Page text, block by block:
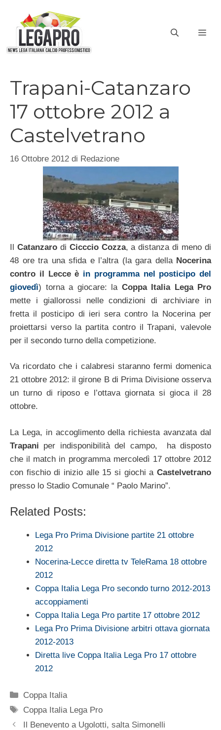
contenuto
Trapani-Catanzaro
17 ottobre 2012 a
Castelvetrano
16 Ottobre 2012 di Redazione
Il Catanzarodi Cicccio Cozza, a distanza di meno di
48 ore tra una sfida e l’altra (la gara della Nocerina
contro il Lecce è in programma nel posticipo del
giovedì) torna a giocare: la Coppa Italia Lega Pro
mette i giallorossi nelle condizioni di archiviare in
fretta il posticipo di ieri sera contro la Nocerina per
proiettarsi verso la partita contro il Trapani, valevole
per il secondo turno della competizione.
Va ricordato che i calabresi staranno fermi domenica
21 ottobre 2012: il girone B di Prima Divisione osserva
un turno di riposo e l’ottava giornata si gioca il 28
ottobre.
La Lega, in accoglimento della richiesta avanzata dal
Trapani per indisponibilità del campo, ha disposto
che il match in programma mercoledì 17 ottobre 2012
con fischio di inizio alle 15 si giochi a Castelvetrano
presso lo Stadio Comunale “ Paolo Marino”.
Related Posts:
Lega Pro Prima Divisione partite 21 ottobre
2012
Nocerina-Lecce diretta tv TeleRama 18 ottobre
2012
Coppa Italia Lega Pro secondo turno 2012-2013
accoppiamenti
Coppa Italia Lega Pro partite 17 ottobre 2012
Lega Pro Prima Divisione arbitri ottava giornata
2012-2013
Diretta live Coppa Italia Lega Pro 17 ottobre
2012
Categorie
Coppa Italia
Tag
Coppa Italia Lega Pro
Il Benevento a Ugolotti, salta Simonelli